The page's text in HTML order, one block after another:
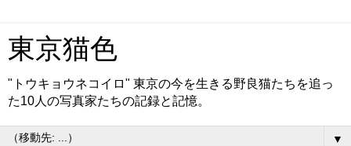
東京猫色
"トウキョウネコイロ" 東京の今を生きる野良猫たちを追っ
た10人の写真家たちの記録と記憶。
▼